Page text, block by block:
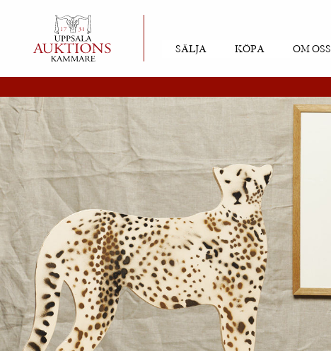
SÄLJA KÖPA OM OSS